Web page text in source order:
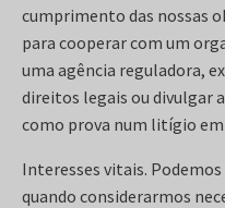
cumprimento das nossas
para cooperar com um
uma agência reguladora,
direitos legais ou divulgar
como prova num litígio
Interesses vitais.
quando considerarmos